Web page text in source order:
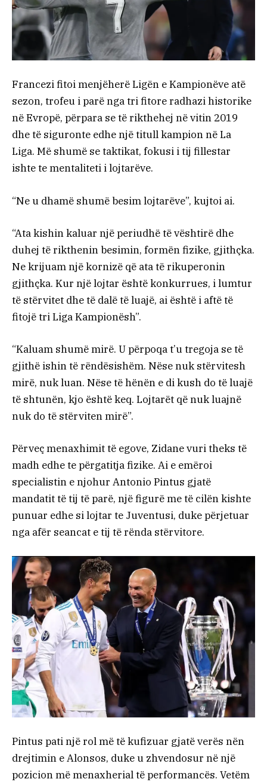
Francezi fitoi menjëherë Ligën e Kampionëve atë
sezon, trofeu i parë nga tri fitore radhazi historike
në Evropë, përpara se të rikthehej në vitin 2019
dhe të siguronte edhe një titull kampion në La
Liga. Më shumë se taktikat, fokusi i tij fillestar
ishte te mentaliteti i lojtarëve.
“Ne u dhamë shumë besim lojtarëve”, kujtoi ai.
“Ata kishin kaluar një periudhë të vështirë dhe
duhej të rikthenin besimin, formën fizike, gjithçka.
Ne krijuam një kornizë që ata të rikuperonin
gjithçka. Kur një lojtar është konkurrues, i lumtur
të stërvitet dhe të dalë të luajë, ai është i aftë të
fitojë tri Liga Kampionësh”.
“Kaluam shumë mirë. U përpoqa t’u tregoja se të
gjithë ishin të rëndësishëm. Nëse nuk stërvitesh
mirë, nuk luan. Nëse të hënën e di kush do të luajë
të shtunën, kjo është keq. Lojtarët që nuk luajnë
nuk do të stërviten mirë”.
Përveç menaxhimit të egove, Zidane vuri theks të
madh edhe te përgatitja fizike. Ai e emëroi
specialistin e njohur Antonio Pintus gjatë
mandatit të tij të parë, një figurë me të cilën kishte
punuar edhe si lojtar te Juventusi, duke përjetuar
nga afër seancat e tij të rënda stërvitore.
Pintus pati një rol më të kufizuar gjatë verës nën
drejtimin e Alonsos, duke u zhvendosur në një
pozicion më menaxherial të performancës. Vetëm